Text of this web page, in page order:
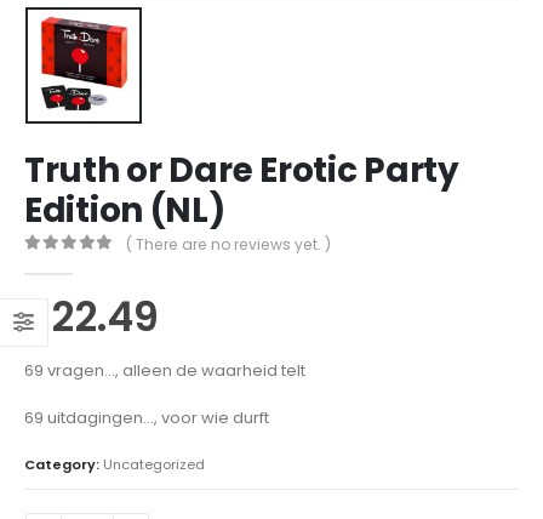
Truth or Dare Erotic Party
Edition (NL)
( There are no reviews yet. )
£ 22.49
69 vragen…, alleen de waarheid telt
69 uitdagingen…, voor wie durft
Category: Uncategorized